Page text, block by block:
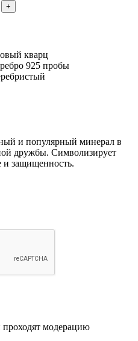
+
кварц
925 пробы
и популярный минерал в
дружбы. Символизирует
и защищенность.
модерацию